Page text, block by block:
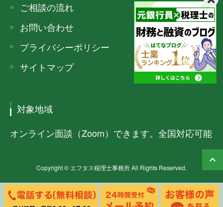
ご相談の流れ
お問い合わせ
プライバシーポリシー
サイトマップ
対象地域
オンライン面談（Zoom）できます。全国対応可能
Copyright © エフタス税理士事務所 All Rights Reserved.